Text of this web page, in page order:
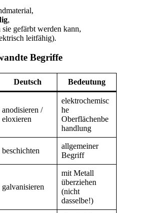
,
gefärbt werden kann,
leitfähig).
Begriffe
Deutsch Bedeutung
anodisieren /
eloxieren
elektrochemisc
he
Oberflächenbe
handlung
beschichten
allgemeiner
Begriff
galvanisieren
mit Metall
überziehen
(nicht
dasselbe!)